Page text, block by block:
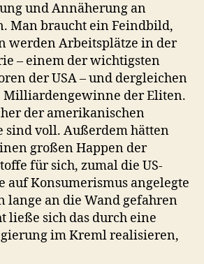
und Annäherung an
Man braucht ein Feindbild,
werden Arbeitsplätze in der
– einem der wichtigsten
der USA – und dergleichen
Milliardengewinne der Eliten.
der amerikanischen
sind voll. Außerdem hätten
großen Happen der
für sich, zumal die US-
Konsumerismus angelegte
lange an die Wand gefahren
ließe sich das durch eine
im Kreml realisieren,